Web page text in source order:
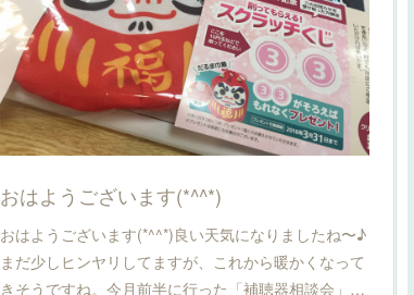
おはようございます(*^^*)
おはようございます(*^^*)良い天気になりましたね〜♪
まだ少しヒンヤリしてますが、これから暖かくなって
きそうですね。今月前半に行った「補聴器相談会」…